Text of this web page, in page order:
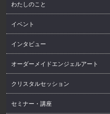
わたしのこと
イベント
インタビュー
オーダーメイドエンジェルアート
クリスタルセッション
セミナー・講座